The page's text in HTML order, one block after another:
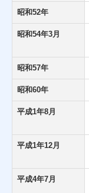
昭和52年
昭和54年3月
昭和57年
昭和60年
平成1年8月
平成1年12月
平成4年7月